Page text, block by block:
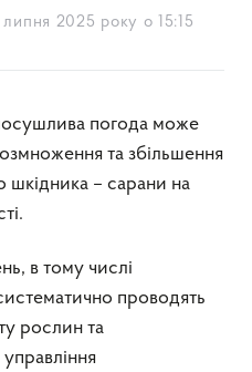
липня 2025 року о 15:15
та збільшення
шкідника – сарани на
в тому числі
проводять
рослин та